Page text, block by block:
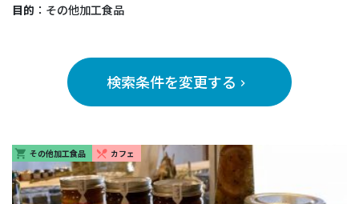
目的 ：その他加工食品
検索条件を変更する keyboard_arrow_right
shopping_cart その他加工食品 restaurant_menu カフェ